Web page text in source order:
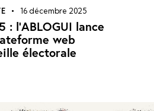
16 décembre 2025
l’ABLOGUI lance
web
électorale